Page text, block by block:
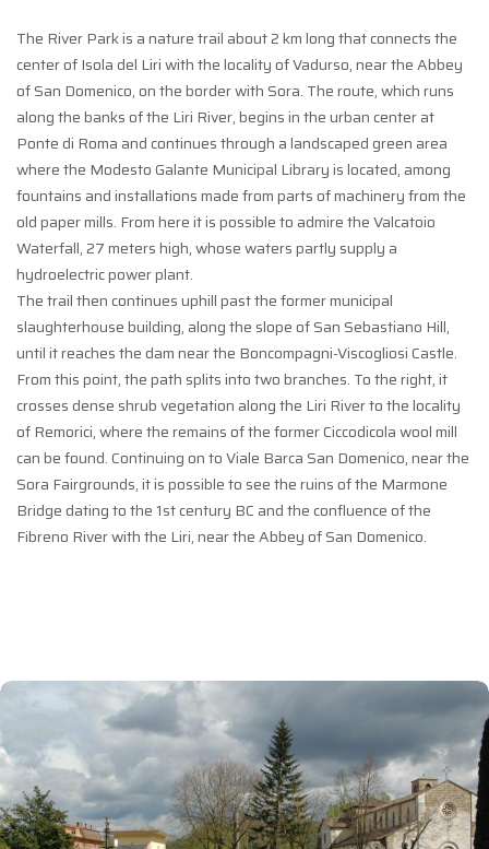
The River Park is a nature trail about 2 km long that connects the
center of Isola del Liri with the locality of Vadurso, near the Abbey
of San Domenico, on the border with Sora. The route, which runs
along the banks of the Liri River, begins in the urban center at
Ponte di Roma and continues through a landscaped green area
where the Modesto Galante Municipal Library is located, among
fountains and installations made from parts of machinery from the
old paper mills. From here it is possible to admire the Valcatoio
Waterfall, 27 meters high, whose waters partly supply a
hydroelectric power plant.
The trail then continues uphill past the former municipal
slaughterhouse building, along the slope of San Sebastiano Hill,
until it reaches the dam near the Boncompagni-Viscogliosi Castle.
From this point, the path splits into two branches. To the right, it
crosses dense shrub vegetation along the Liri River to the locality
of Remorici, where the remains of the former Ciccodicola wool mill
can be found. Continuing on to Viale Barca San Domenico, near the
Sora Fairgrounds, it is possible to see the ruins of the Marmone
Bridge dating to the 1st century BC and the confluence of the
Fibreno River with the Liri, near the Abbey of San Domenico.